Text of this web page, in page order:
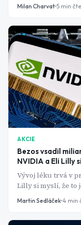
Milan Charvat 5 min
AKCIE
Bezos vsadil
NVIDIA a Eli Lilly
Vývoj léku trvá v
Lilly si myslí, že to
stejnou myšlenku
Martin Sedláček 4 min